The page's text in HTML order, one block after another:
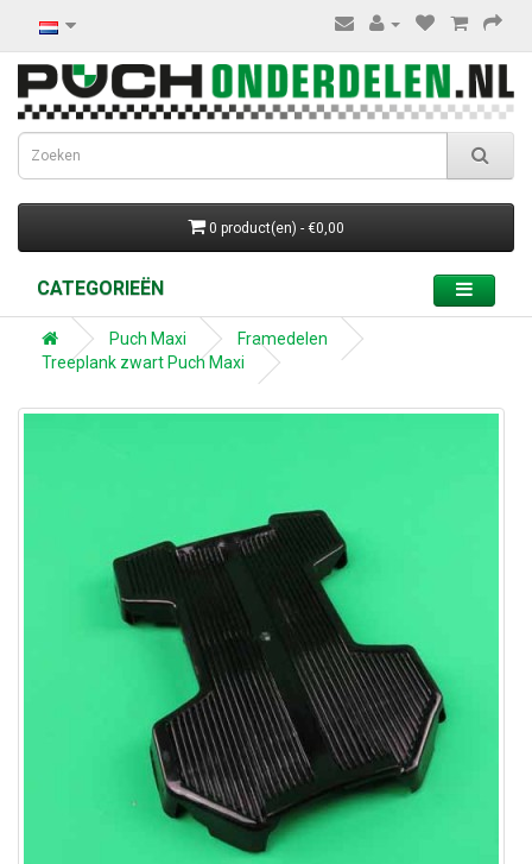
0 product(en) - €0,00
CATEGORIEËN
Puch Maxi
Framedelen
Treeplank zwart Puch Maxi